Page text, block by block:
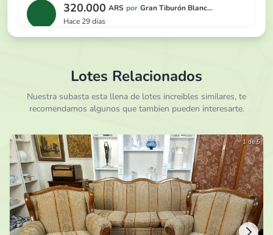
320.000 ARS por Gran Tiburón Blanc...
hace 29 días
290.000 ARS por Secret Lady
hace 29 días
280.000 ARS por
Gran Tiburón Blanc...
hace 29 días
270.000 ARS por Secret Lady
hace 29 días
260.000 ARS por Victor R
Lotes Relacionados
Nuestra subasta esta llena de lotes increibles similares, te
recomendamos algunos que tambien pueden interesarte.
1 de 5